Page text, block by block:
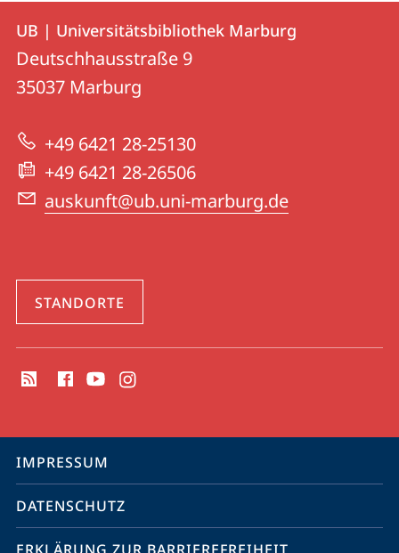
Kontakt
und
Informationen
zur
Website
Kontaktinformationen
UB
|
Universitätsbibliothek
Marburg
UB | Universitätsbibliothek Marburg
Deutschhausstraße 9
35037 Marburg
+49 6421 28-25130
+49 6421 28-26506
auskunft@ub.uni-marburg.de
STANDORTE
Media
Service-
Navigation
IMPRESSUM
DATENSCHUTZ